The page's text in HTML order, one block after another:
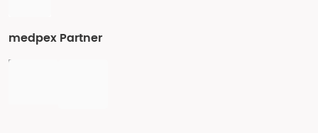
medpex Partner